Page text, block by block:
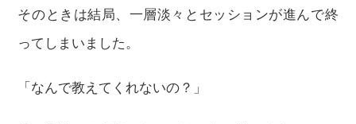
そのときは結局、一層淡々とセッションが進んで終
ってしまいました。
「なんで教えてくれないの？」